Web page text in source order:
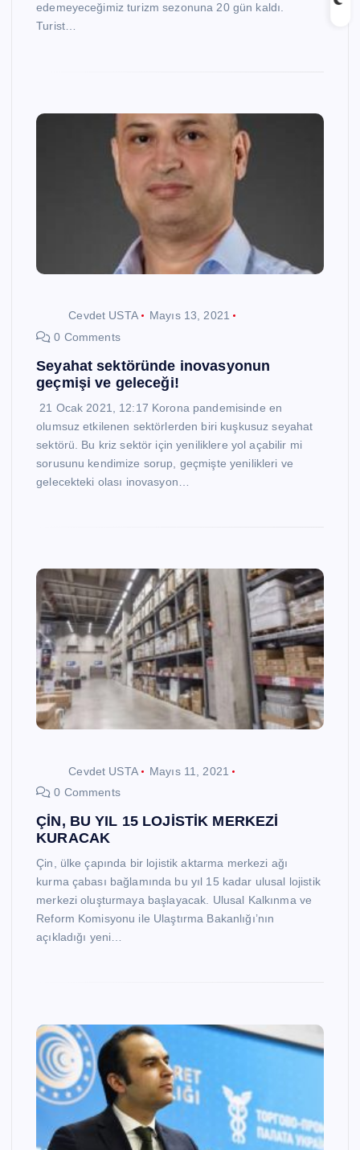
edemeyeceğimiz turizm sezonuna 20 gün kaldı.
Turist…
Cevdet USTA
Mayıs 13, 2021
0 Comments
Seyahat sektöründe inovasyonun
geçmişi ve geleceği!
21 Ocak 2021, 12:17 Korona pandemisinde en
olumsuz etkilenen sektörlerden biri kuşkusuz seyahat
sektörü. Bu kriz sektör için yeniliklere yol açabilir mi
sorusunu kendimize sorup, geçmişte yenilikleri ve
gelecekteki olası inovasyon…
Cevdet USTA
Mayıs 11, 2021
0 Comments
ÇİN, BU YIL 15 LOJİSTİK MERKEZİ
KURACAK
Çin, ülke çapında bir lojistik aktarma merkezi ağı
kurma çabası bağlamında bu yıl 15 kadar ulusal lojistik
merkezi oluşturmaya başlayacak. Ulusal Kalkınma ve
Reform Komisyonu ile Ulaştırma Bakanlığı’nın
açıkladığı yeni…